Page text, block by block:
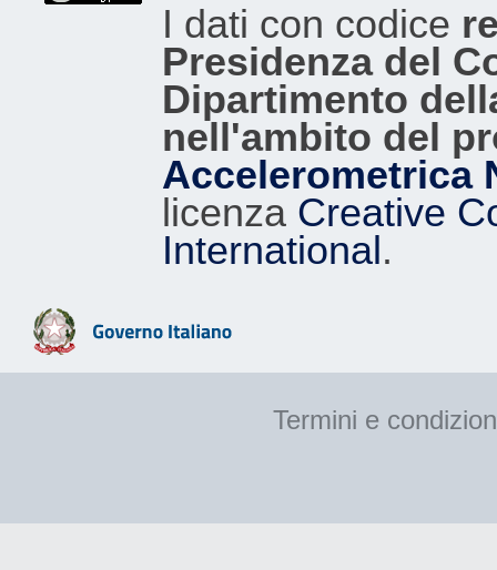
I dati con codice
Presidenza del
Dipartimento
nell'ambito del
Accelerometrica
licenza Creative
International.
Termini e